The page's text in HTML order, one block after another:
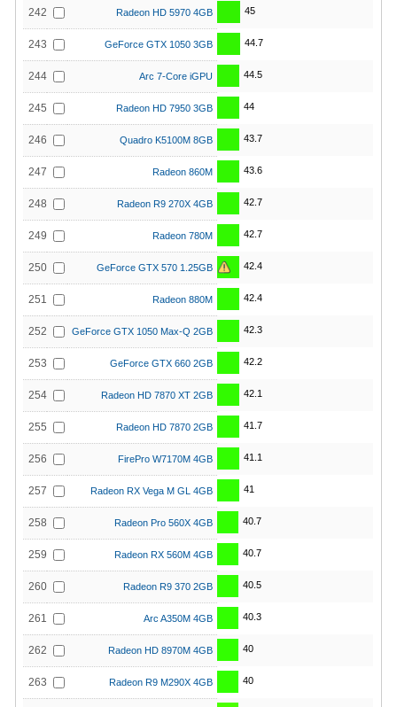
242 Radeon HD 5970 4GB 45
243 GeForce GTX 1050 3GB 44.7
244 Arc 7-Core iGPU 44.5
245 Radeon HD 7950 3GB 44
246 Quadro K5100M 8GB 43.7
247 Radeon 860M 43.6
248 Radeon R9 270X 4GB 42.7
249 Radeon 780M 42.7
250 GeForce GTX 570 1.25GB 42.4
251 Radeon 880M 42.4
252 GeForce GTX 1050 Max-Q 2GB 42.3
253 GeForce GTX 660 2GB 42.2
254 Radeon HD 7870 XT 2GB 42.1
255 Radeon HD 7870 2GB 41.7
256 FirePro W7170M 4GB 41.1
257 Radeon RX Vega M GL 4GB 41
258 Radeon Pro 560X 4GB 40.7
259 Radeon RX 560M 4GB 40.7
260 Radeon R9 370 2GB 40.5
261 Arc A350M 4GB 40.3
262 Radeon HD 8970M 4GB 40
263 Radeon R9 M290X 4GB 40